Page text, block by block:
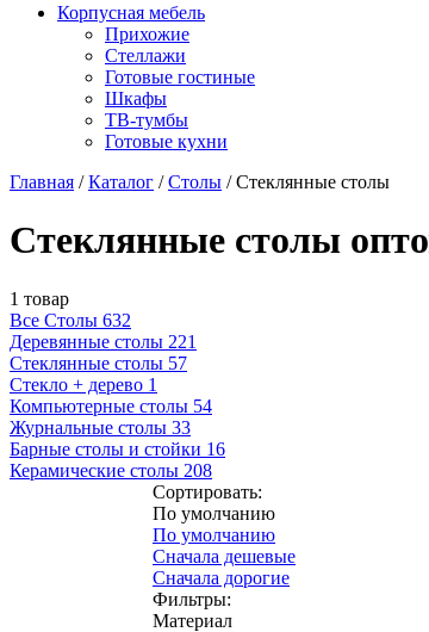
Корпусная мебель
Прихожие
Стеллажи
Готовые гостиные
Шкафы
ТВ-тумбы
Готовые кухни
Главная /Каталог /Столы /Стеклянные столы
Стеклянные столы
1 товар
Все Столы 632
Деревянные столы 221
Стеклянные столы 57
Стекло + дерево 1
Компьютерные столы 54
Журнальные столы 33
Барные столы и стойки 16
Керамические столы 208
Сортировать:
По умолчанию
По умолчанию
Сначала дешевые
Сначала дорогие
Фильтры:
Материал